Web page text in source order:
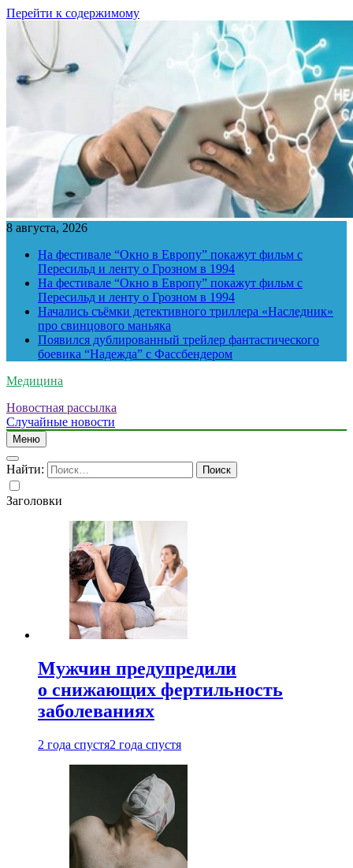
Перейти к содержимому
8 августа, 2026
На фестивале “Окно в Европу” покажут фильм с
Пересильд и ленту о Грозном в 1994
На фестивале “Окно в Европу” покажут фильм с
Пересильд и ленту о Грозном в 1994
Начались съёмки детективного триллера «Наследник»
про свинцового маньяка
Появился дублированный трейлер фантастического
боевика “Надежда” с Фассбендером
Медицина
Новостная рассылка
Случайные новости
Меню
Найти:
Заголовки
Мужчин предупредили
о снижающих фертильность
заболеваниях
2 года спустя2 года спустя